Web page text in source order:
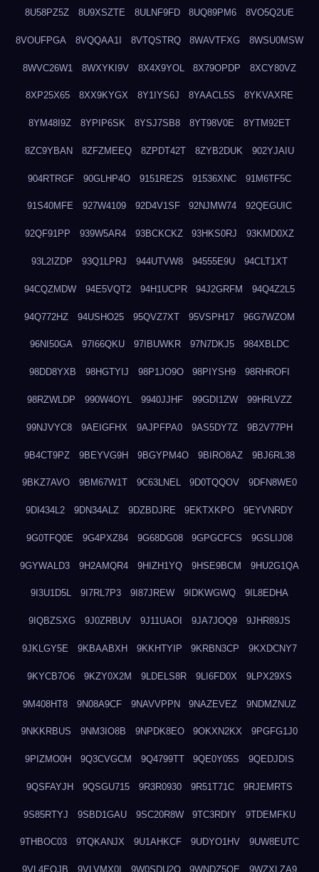
8U58PZ5Z 8U9XSZTE 8ULNF9FD 8UQ89PM6 8VO5Q2UE
8VOUFPGA 8VQQAA1I 8VTQSTRQ 8WAVTFXG 8WSU0MSW
8WVC26W1 8WXYKI9V 8X4X9YOL 8X79OPDP 8XCY80VZ
8XP25X65 8XX9KYGX 8Y1IYS6J 8YAACL5S 8YKVAXRE
8YM48I9Z 8YPIP6SK 8YSJ7SB8 8YT98V0E 8YTM92ET
8ZC9YBAN 8ZFZMEEQ 8ZPDT42T 8ZYB2DUK 902YJAIU
904RTRGF 90GLHP4O 9151RE2S 91536XNC 91M6TF5C
91S40MFE 927W4109 92D4V1SF 92NJMW74 92QEGUIC
92QF91PP 939W5AR4 93BCKCKZ 93HKS0RJ 93KMD0XZ
93L2IZDP 93Q1LPRJ 944UTVW8 94555E9U 94CLT1XT
94CQZMDW 94E5VQT2 94H1UCPR 94J2GRFM 94Q4Z2L5
94Q772HZ 94USHO25 95QVZ7XT 95VSPH17 96G7WZOM
96NI50GA 97I66QKU 97IBUWKR 97N7DKJ5 984XBLDC
98DD8YXB 98HGTYIJ 98P1JO9O 98PIYSH9 98RHROFI
98RZWLDP 990W4OYL 9940JJHF 99GDI1ZW 99HRLVZZ
99NJVYC8 9AEIGFHX 9AJPFPA0 9AS5DY7Z 9B2V77PH
9B4CT9PZ 9BEYVG9H 9BGYPM4O 9BIRO8AZ 9BJ6RL38
9BKZ7AVO 9BM67W1T 9C63LNEL 9D0TQQOV 9DFN8WE0
9DI434L2 9DN34ALZ 9DZBDJRE 9EKTXKPO 9EYVNRDY
9G0TFQ0E 9G4PXZ84 9G68DG08 9GPGCFCS 9GSLIJ08
9GYWALD3 9H2AMQR4 9HIZH1YQ 9HSE9BCM 9HU2G1QA
9I3U1D5L 9I7RL7P3 9I87JREW 9IDKWGWQ 9IL8EDHA
9IQBZSXG 9J0ZRBUV 9J11UAOI 9JA7JOQ9 9JHR89JS
9JKLGY5E 9KBAABXH 9KKHTYIP 9KRBN3CP 9KXDCNY7
9KYCB7O6 9KZY0X2M 9LDELS8R 9LI6FD0X 9LPX29XS
9M408HT8 9N08A9CF 9NAVVPPN 9NAZEVEZ 9NDMZNUZ
9NKKRBUS 9NM3IO8B 9NPDK8EO 9OKXN2KX 9PGFG1J0
9PIZMO0H 9Q3CVGCM 9Q4799TT 9QE0Y05S 9QEDJDIS
9QSFAYJH 9QSGU715 9R3R0930 9R51T71C 9RJEMRTS
9S85RTYJ 9SBD1GAU 9SC20R8W 9TC3RDIY 9TDEMFKU
9THBOC03 9TQKANJX 9U1AHKCF 9UDYO1HV 9UW8EUTC
9VL4EOJB 9VLVMX0I 9W0SDU2O 9WNDZ5OE 9WZXLZA9